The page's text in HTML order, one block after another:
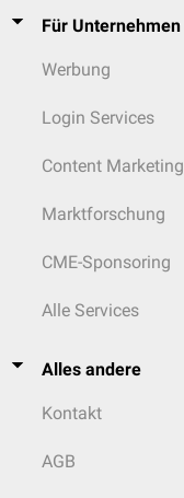
Für Unternehmen
Werbung
Login Services
Content Marketing
Marktforschung
CME-Sponsoring
Alle Services
Alles andere
Kontakt
AGB